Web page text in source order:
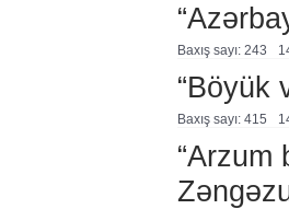
Baxış sayı: 243
“Böyük
Baxış sayı: 415
“Arzum